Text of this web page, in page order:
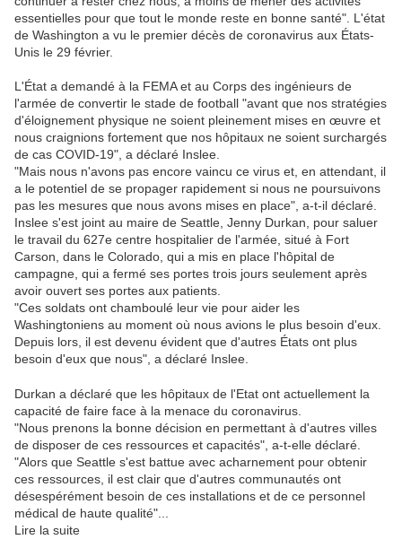
essentielles pour que tout le monde reste en bonne santé". L'état
de Washington a vu le premier décès de coronavirus aux États-
Unis le 29 février.
L'État a demandé à la FEMA et au Corps des ingénieurs de
l'armée de convertir le stade de football "avant que nos stratégies
d'éloignement physique ne soient pleinement mises en œuvre et
nous craignions fortement que nos hôpitaux ne soient surchargés
de cas COVID-19", a déclaré Inslee.
"Mais nous n'avons pas encore vaincu ce virus et, en attendant, il
a le potentiel de se propager rapidement si nous ne poursuivons
pas les mesures que nous avons mises en place", a-t-il déclaré.
Inslee s'est joint au maire de Seattle, Jenny Durkan, pour saluer
le travail du 627e centre hospitalier de l'armée, situé à Fort
Carson, dans le Colorado, qui a mis en place l'hôpital de
campagne, qui a fermé ses portes trois jours seulement après
avoir ouvert ses portes aux patients.
"Ces soldats ont chamboulé leur vie pour aider les
Washingtoniens au moment où nous avions le plus besoin d'eux.
Depuis lors, il est devenu évident que d'autres États ont plus
besoin d'eux que nous", a déclaré Inslee.
Durkan a déclaré que les hôpitaux de l'Etat ont actuellement la
capacité de faire face à la menace du coronavirus.
"Nous prenons la bonne décision en permettant à d'autres villes
de disposer de ces ressources et capacités", a-t-elle déclaré.
"Alors que Seattle s'est battue avec acharnement pour obtenir
ces ressources, il est clair que d'autres communautés ont
désespérément besoin de ces installations et de ce personnel
médical de haute qualité"...
Lire la suite